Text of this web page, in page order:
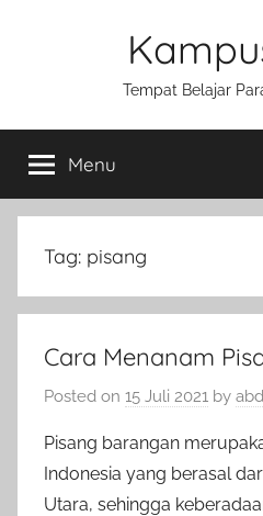
Tempat Belajar
Menu
Tag: pisang
Cara Menanam
Posted on 15 Juli 2021 by
Pisang barangan
Indonesia yang berasal
Utara, sehingga